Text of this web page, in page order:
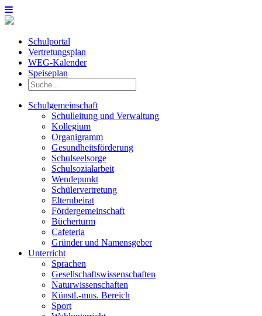
Schulportal
Vertretungsplan
WEG-Kalender
Speiseplan
Schulgemeinschaft
Schulleitung und Verwaltung
Kollegium
Organigramm
Gesundheitsförderung
Schulseelsorge
Schulsozialarbeit
Wendepunkt
Schülervertretung
Elternbeirat
Fördergemeinschaft
Bücherturm
Cafeteria
Gründer und Namensgeber
Unterricht
Sprachen
Gesellschaftswissenschaften
Naturwissenschaften
Künstl.-mus. Bereich
Sport